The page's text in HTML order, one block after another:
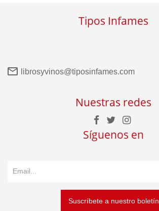
Tipos Infames
librosyvinos@tiposinfames.com
Nuestras redes
Síguenos en
Suscríbete a nuestro boletín